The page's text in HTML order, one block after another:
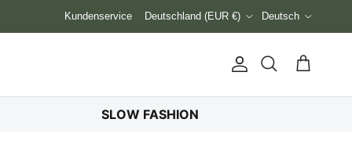
Kundenservice Deutschland (EUR €) Deutsch
Konto Suchen
SLOW FASHION